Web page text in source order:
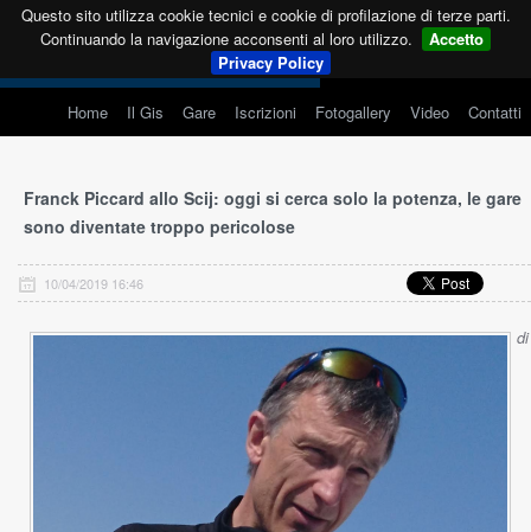
Questo sito utilizza cookie tecnici e cookie di profilazione di terze parti.
Continuando la navigazione acconsenti al loro utilizzo.
Accetto
Privacy Policy
Home Il Gis Gare Iscrizioni Fotogallery Video Contatti
Franck Piccard allo Scij: oggi si cerca solo la potenza, le gare
sono diventate troppo pericolose
10/04/2019 16:46
di